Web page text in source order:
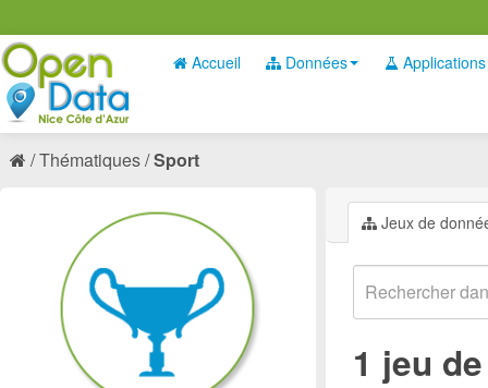
Accueil Données Applications
Thématiques Sport
Jeux de
1 jeu